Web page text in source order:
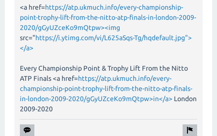
<a href=https://atp.ukmuch.info/every-championship-
point-trophy-lift-from-the-nitto-atp-finals-in-london-2009-
2020/gGyUZceKo9mQtpw><img
src="https://i.ytimg.com/vi/L625aSqs-Tg/hqdefault.jpg">
</a>
Every Championship Point & Trophy Lift From the Nitto
ATP Finals <a href=https://atp.ukmuch.info/every-
championship-point-trophy-lift-from-the-nitto-atp-finals-
in-london-2009-2020/gGyUZceKo9mQtpw>in</a> London
2009-2020